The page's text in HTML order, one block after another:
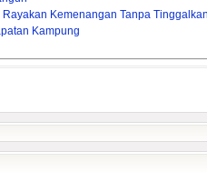
Kemenangan Tanpa
Kampung